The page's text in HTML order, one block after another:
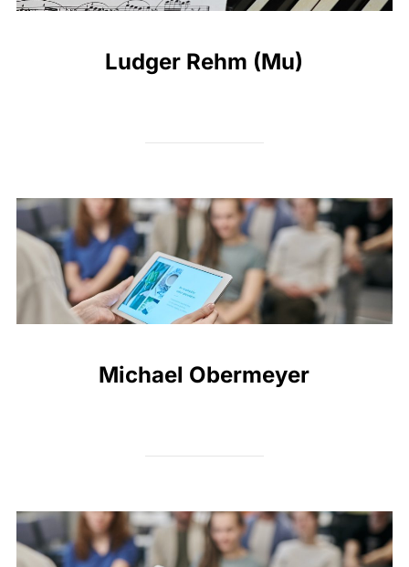
Ludger Rehm (Mu)
Michael Obermeyer